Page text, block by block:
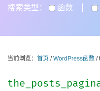
搜索类型： 函数
当前浏览： 首页 /WordPress函数 /